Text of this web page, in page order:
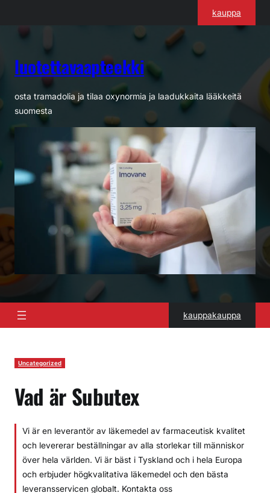
kauppa
luotettavaapteekki
osta tramadolia ja tilaa oxynormia ja laadukkaita lääkkeitä
suomesta
kauppakauppa
Uncategorized
Vad är Subutex
Vi är en leverantör av läkemedel av farmaceutisk kvalitet
och levererar beställningar av alla storlekar till människor
över hela världen. Vi är bäst i Tyskland och i hela Europa
och erbjuder högkvalitativa läkemedel och den bästa
leveransservicen globalt. Kontakta oss